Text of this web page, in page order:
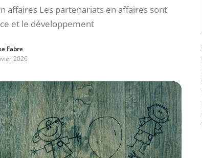
affaires Les partenariats en affaires sont
et le développement
Fabre
2026